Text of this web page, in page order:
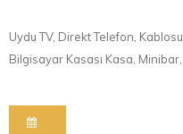
Uydu TV, Direkt Telefon,
Bilgisayar Kasası Kasa,